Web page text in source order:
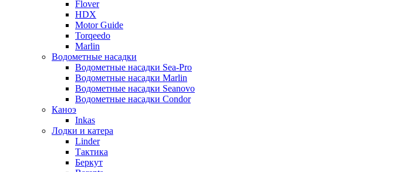
Flover
HDX
Motor Guide
Torqeedo
Marlin
Водометные насадки
Водометные насадки Sea-Pro
Водометные насадки Marlin
Водометные насадки Seanovo
Водометные насадки Condor
Каноэ
Inkas
Лодки и катера
Linder
Тактика
Беркут